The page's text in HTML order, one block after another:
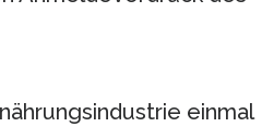
einmal